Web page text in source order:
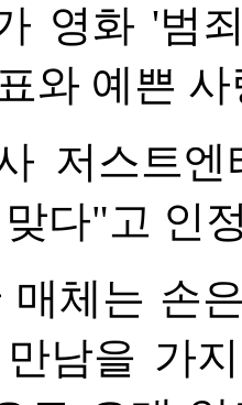
영화 '범
와 예쁜
저스트
다"고 인
매체는 손
남을 가